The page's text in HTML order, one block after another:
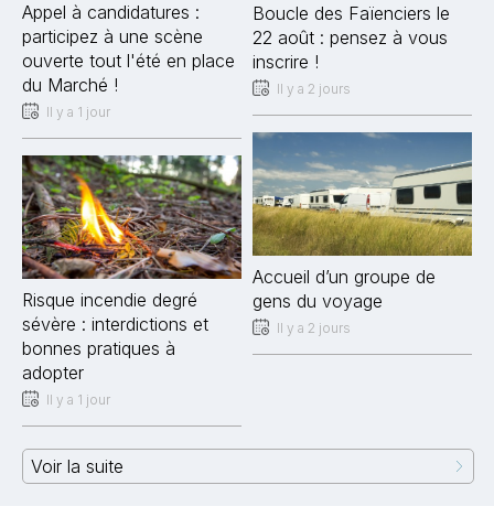
Appel à candidatures :
participez à une scène
ouverte tout l'été en place
du Marché !
Il y a 1 jour
Risque incendie degré
sévère : interdictions et
bonnes pratiques à
adopter
Il y a 1 jour
Boucle des Faïenciers le
22 août : pensez à vous
inscrire !
Il y a 2 jours
Accueil d’un groupe de
gens du voyage
Il y a 2 jours
Voir la suite